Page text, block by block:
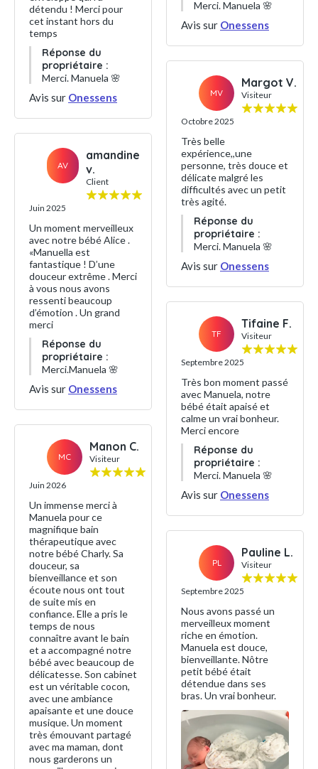
détendu ! Merci pour
cet instant hors du
temps
Réponse du
propriétaire :
Merci. Manuela 🌸
Avis sur Onessens
AV
amandine
v.
Client
Juin 2025
Un moment merveilleux
avec notre bébé Alice .
«Manuella est
fantastique ! D’une
douceur extrême . Merci
à vous nous avons
ressenti beaucoup
d’émotion . Un grand
merci
Réponse du
propriétaire :
Merci.Manuela 🌸
Avis sur Onessens
MC
Manon C.
Visiteur
Juin 2026
Un immense merci à
Manuela pour ce
magnifique bain
thérapeutique avec
notre bébé Charly. Sa
douceur, sa
bienveillance et son
écoute nous ont tout
de suite mis en
confiance. Elle a pris le
temps de nous
connaître avant le bain
et a accompagné notre
bébé avec beaucoup de
délicatesse. Son cabinet
est un véritable cocon,
avec une ambiance
apaisante et une douce
musique. Un moment
très émouvant partagé
avec ma maman, dont
nous garderons un
Merci. Manuela 🌸
Avis sur Onessens
MV
Margot V.
Visiteur
Octobre 2025
Très belle
expérience,,une
personne, très douce et
délicate malgré les
difficultés avec un petit
très agité.
Réponse du
propriétaire :
Merci. Manuela 🌸
Avis sur Onessens
TF
Tifaine F.
Visiteur
Septembre 2025
Très bon moment passé
avec Manuela, notre
bébé était apaisé et
calme un vrai bonheur.
Merci encore
Réponse du
propriétaire :
Merci. Manuela 🌸
Avis sur Onessens
PL
Pauline L.
Visiteur
Septembre 2025
Nous avons passé un
merveilleux moment
riche en émotion.
Manuela est douce,
bienveillante. Nôtre
petit bébé était
détendue dans ses
bras. Un vrai bonheur.